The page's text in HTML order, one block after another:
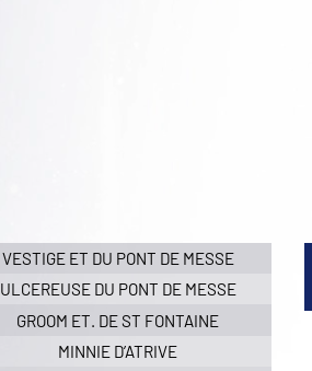
VESTIGE ET DU PONT DE MESSE
ULCEREUSE DU PONT DE MESSE
GROOM ET. DE ST FONTAINE
MINNIE D’ATRIVE